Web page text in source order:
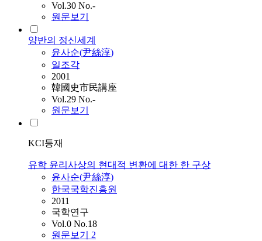
Vol.30 No.-
원문보기
양반의 정신세계
윤사순(尹絲淳)
일조각
2001
韓國史市民講座
Vol.29 No.-
원문보기
KCI등재
유학 윤리사상의 현대적 변환에 대한 한 구상
윤사순(尹絲淳)
한국국학진흥원
2011
국학연구
Vol.0 No.18
원문보기 2